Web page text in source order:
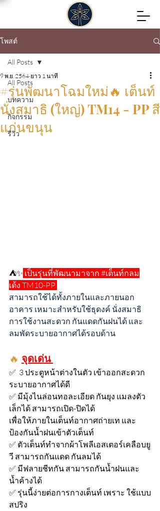
โพสต์
All Posts
บทความ
กิจกรรม
รีวิว
All Posts
#รุ่นพัฒนาโฉมใหม่🔥 เต็นท์
นั่งสมาธิ (ใหญ่) TM14 - PP สี
แก่นขนุน
9 พ.ย. 2564 ยาว 1 นาที
⛺✨ เป็นรุ่นที่พัฒนามาจาก #เต็นท์กลม
เด้ง TM10-PP
สามารถใช้ได้ทั้งภายในและภายนอก
อาคาร เหมาะสำหรับใช้ธุดงค์ นั่งสมาธิ
การใช้งานสะดวก กันแดดกันฝนได้ และ
ลมพัดระบายอากาศได้รอบด้าน
🔥 จุดเด่น
✅  3 ประตูหน้าต่างในตัว เข้าออกสะดวก
ระบายอากาศได้ดี
✅ มีมุ้งไนล่อนทอละเอียด กันยุง แมลงตัว
เล็กได้ สามารถเปิด-ปิดได้
เพื่อให้ภายในเต็นท์อากาศถ่ายเท และ
ป้องกันน้ำฝนเข้าตัวเต็นท์
✅ ตัวเต็นท์ทำจากผ้าโพลีเอสเตอร์เคลือบยู
วี สามารถกันแดด กันลมได้
✅ มีฟลายชีทกัน สามารถกันน้ำฝนและ
น้ำค้างได้
✅ รุ่นนี้ง่ายต่อการกางเต็นท์ เพราะ ใช้แบบ
สปริง